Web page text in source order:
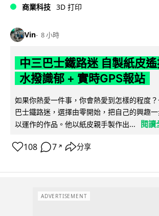
商業科技 3D 打印
Vin 8 小時
中三巴士鐵路迷 自製紙皮
水撥識郁 + 實時GPS報站
如果你熱愛一件事，你會熱愛到怎樣的程度
巴士鐵路迷，選擇由零開始，把自己的興趣
以運作的作品。他以紙皮親手製作出...
閱讀
108 7 ↗ 分享
ADVERTISEMENT